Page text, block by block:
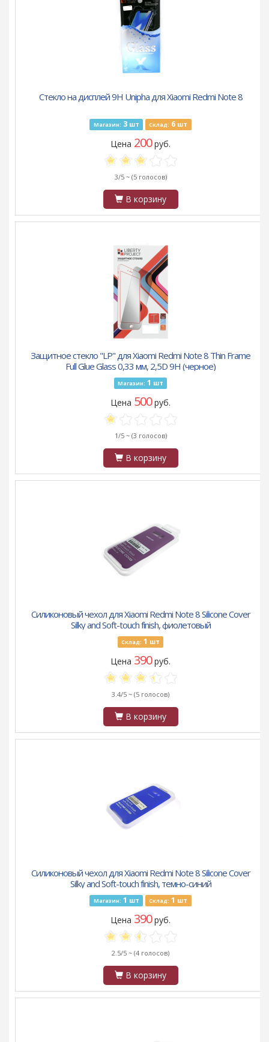
Стекло на дисплей 9H Unipha для Xiaomi Redmi Note 8
Магазин: 3шт Склад: 6 шт
Цена 200руб.
3/5 ~ (5 голосов)
В корзину
Защитное стекло "LP" для Xiaomi Redmi Note 8 Thin Frame
Full Glue Glass 0,33 мм, 2,5D 9H (черное)
Магазин: 1 шт
Цена 500руб.
1/5 ~ (3 голосов)
В корзину
Силиконовый чехол для Xiaomi Redmi Note 8 Silicone Cover
Silky and Soft-touch finish, фиолетовый
Склад: 1 шт
Цена 390руб.
3.4/5 ~ (5 голосов)
В корзину
Силиконовый чехол для Xiaomi Redmi Note 8 Silicone Cover
Silky and Soft-touch finish, темно-синий
Магазин: 1 шт Склад: 1 шт
Цена 390руб.
2.5/5 ~ (4 голосов)
В корзину